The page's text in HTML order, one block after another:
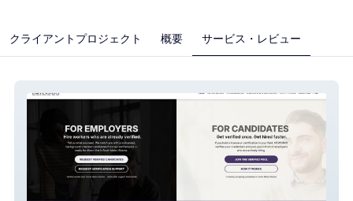
クライアントプロジェクト 概要 サービス・レビュー